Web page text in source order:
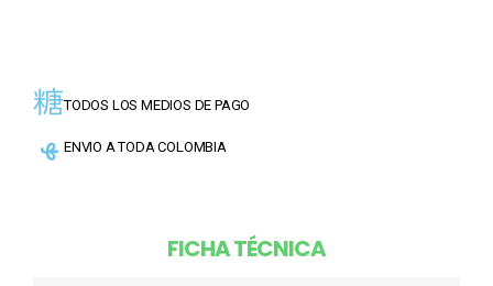
TODOS LOS MEDIOS DE PAGO
ENVIO A TODA COLOMBIA
FICHA TÉCNICA